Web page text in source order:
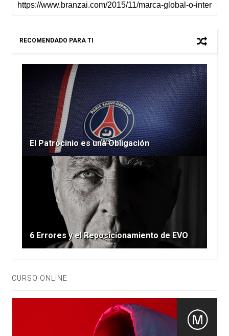
RECOMENDADO PARA TI
El Patrocinio es una Obligación
6 Errores y el Reposicionamiento de EVO
CURSO ONLINE